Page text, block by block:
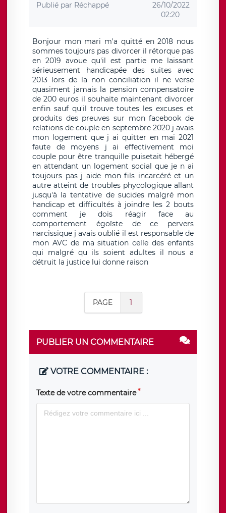
Publié par Réchappé
26/10/2022
02:20
Bonjour mon mari m'a quitté en 2018 nous
sommes toujours pas divorcer il rétorque pas
en 2019 avoue qu'il est partie me laissant
sérieusement handicapée des suites avec
2013 lors de la non conciliation il ne verse
quasiment jamais la pension compensatoire
de 200 euros il souhaite maintenant divorcer
enfin sauf qu'il trouve toutes les excuses et
produits des preuves sur mon facebook de
relations de couple en septembre 2020 j avais
mon logement que j ai quitter en mai 2021
faute de moyens j ai effectivement moi
couple pour être tranquille puisetait hébergé
en attendant un logement social que je n ai
toujours pas j aide mon fils incarcéré et un
autre atteint de troubles phycologique allant
jusqu'à la tentative de sucides malgré mon
handicap et difficultés à joindre les 2 bouts
comment je dois réagir face au
comportement égoïste de ce pervers
narcissique j avais oublié il est responsable de
mon AVC de ma situation celle des enfants
qui malgré qu ils soient adultes il nous a
détruit la justice lui donne raison
PAGE 1
PUBLIER UN COMMENTAIRE
VOTRE COMMENTAIRE :
Texte de votre commentaire